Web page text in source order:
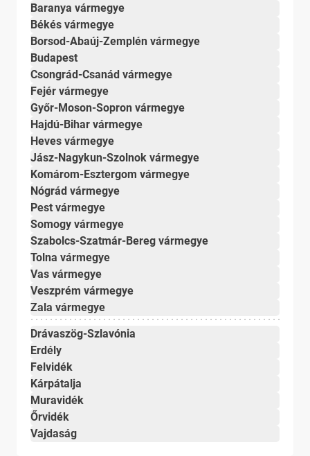
Baranya vármegye
Békés vármegye
Borsod-Abaúj-Zemplén vármegye
Budapest
Csongrád-Csanád vármegye
Fejér vármegye
Győr-Moson-Sopron vármegye
Hajdú-Bihar vármegye
Heves vármegye
Jász-Nagykun-Szolnok vármegye
Komárom-Esztergom vármegye
Nógrád vármegye
Pest vármegye
Somogy vármegye
Szabolcs-Szatmár-Bereg vármegye
Tolna vármegye
Vas vármegye
Veszprém vármegye
Zala vármegye
Drávaszög-Szlavónia
Erdély
Felvidék
Kárpátalja
Muravidék
Őrvidék
Vajdaság